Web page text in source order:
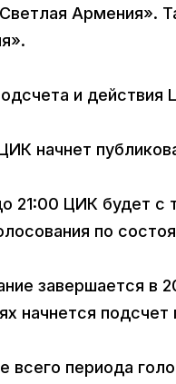
Армения».
и действия
начнет
21:00 ЦИК будет с
по
завершается в
начнется подсчет
всего периода